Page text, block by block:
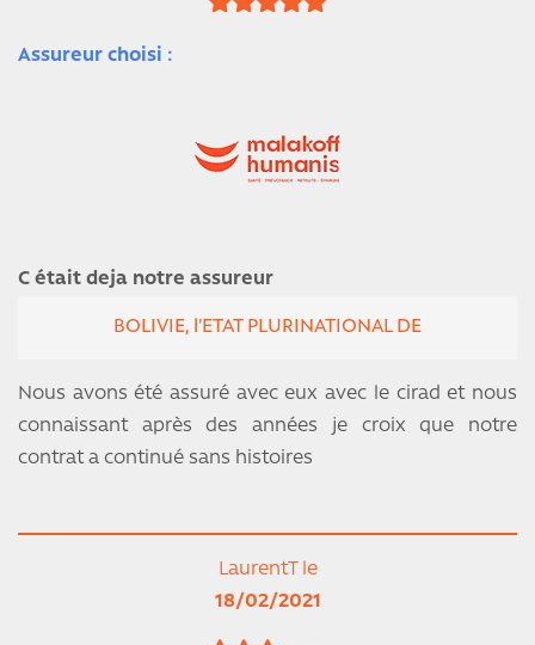
Assureur choisi :
C était deja notre assureur
BOLIVIE, l'ETAT PLURINATIONAL DE
Nous avons été assuré avec eux avec le cirad et nous
connaissant après des années je croix que notre
contrat a continué sans histoires
LaurentT le
18/02/2021